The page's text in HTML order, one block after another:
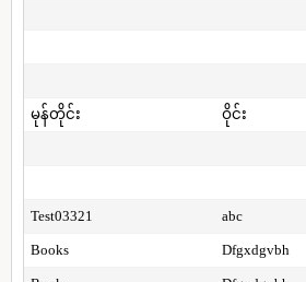
မုန်တိုင်း ဝိုင်း
Test03321 abc
Books Dfgxdgvbh